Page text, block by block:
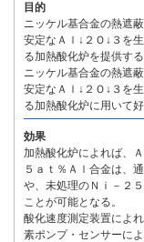
目的
ニッケル基合金の熱遮
安定なＡｌ↓２Ｏ↓３を
る加熱酸化炉を提供する
ニッケル基合金の熱遮
安定なＡｌ↓２Ｏ↓３を
る加熱酸化炉に用いて
効果
加熱酸化炉によれば、
５ａｔ％Ａｌ合金は、
や、未処理のＮｉ－２
ことが可能となる。
酸化速度測定装置によ
素ポンプ・センサーに